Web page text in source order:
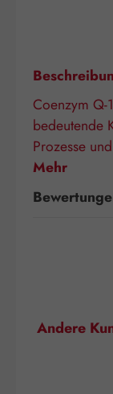
Coenzym
bedeutende
Prozesse
Mehr
Produktgalerie
Andere